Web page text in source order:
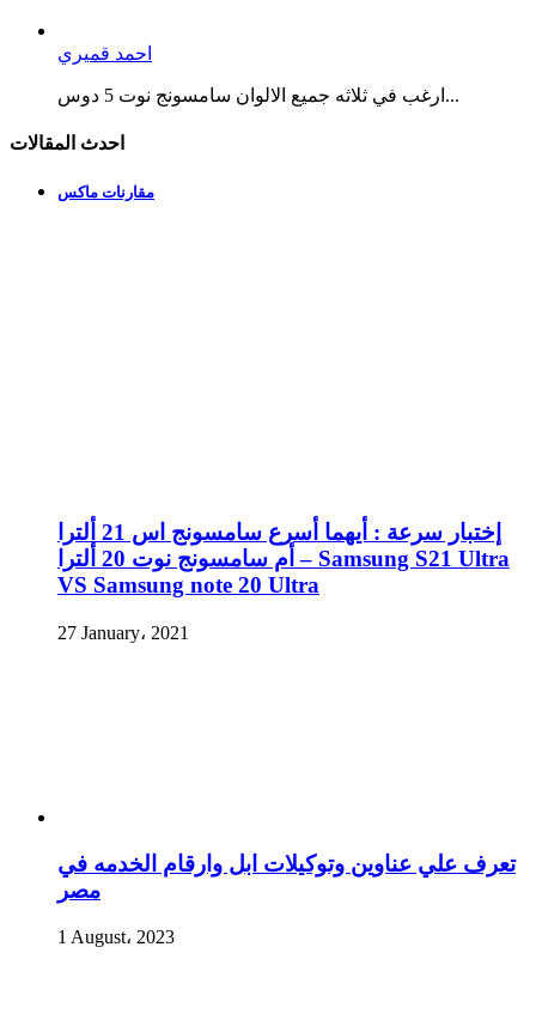
احمد قميري
ارغب في ثلاثه جميع الالوان سامسونج نوت 5 دوس...
احدث المقالات
مقارنات ماكس
إختبار سرعة : أيهما أسرع سامسونج اس 21 ألترا
أم سامسونج نوت 20 ألترا – Samsung S21 Ultra
VS Samsung note 20 Ultra
27 January، 2021
تعرف علي عناوين وتوكيلات ابل وارقام الخدمه في
مصر
1 August، 2023